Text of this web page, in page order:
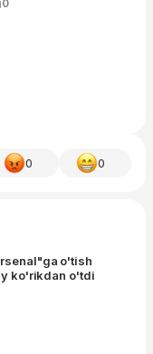
0
0 0
o'tish
ko'rikdan o'tdi